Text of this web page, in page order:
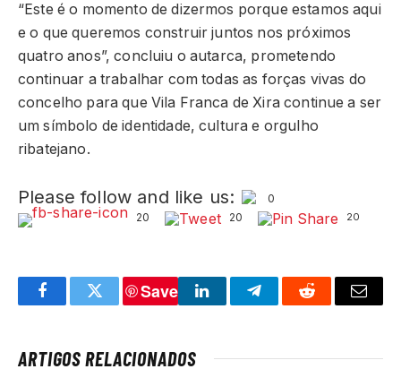
“Este é o momento de dizermos porque estamos aqui
e o que queremos construir juntos nos próximos
quatro anos”, concluiu o autarca, prometendo
continuar a trabalhar com todas as forças vivas do
concelho para que Vila Franca de Xira continue a ser
um símbolo de identidade, cultura e orgulho
ribatejano.
Please follow and like us:
0
20
20 20
FacebookTwitter
Save
LinkedInTelegramReddit Email
ARTIGOS RELACIONADOS